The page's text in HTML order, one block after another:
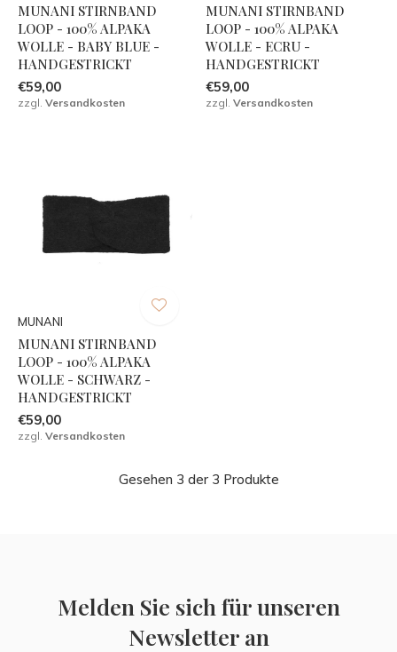
MUNANI STIRNBAND
LOOP - 100% ALPAKA
WOLLE - BABY BLUE -
HANDGESTRICKT
€59,00
zzgl. Versandkosten
MUNANI STIRNBAND
LOOP - 100% ALPAKA
WOLLE - ECRU -
HANDGESTRICKT
€59,00
zzgl. Versandkosten
MUNANI
MUNANI STIRNBAND
LOOP - 100% ALPAKA
WOLLE - SCHWARZ -
HANDGESTRICKT
€59,00
zzgl. Versandkosten
Gesehen 3 der 3 Produkte
Melden Sie sich für unseren
Newsletter an